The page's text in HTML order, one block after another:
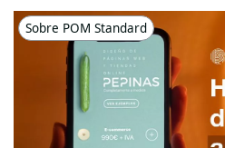
Sobre POM Standard